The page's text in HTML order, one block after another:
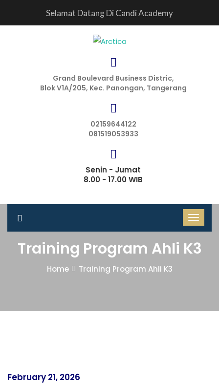
Selamat Datang Di Candi Academy
Grand Boulevard Business Distric,
Blok V1A/205, Kec. Panongan, Tangerang
02159644122
081519053933
Senin - Jumat
8.00 - 17.00 WIB
Training Program Ahli K3
Home Training Program Ahli K3
February 21, 2026